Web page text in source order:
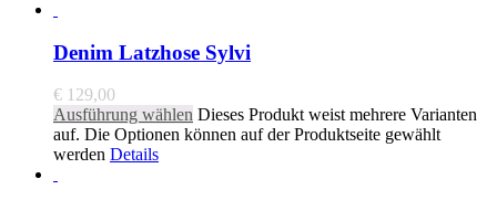
Denim Latzhose Sylvi
€ 129,00
Ausführung wählen Dieses Produkt weist mehrere Varianten
auf. Die Optionen können auf der Produktseite gewählt
werden Details